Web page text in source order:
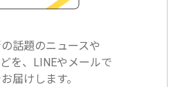
話題のニュースや
を、LINEやメールで
届けします。